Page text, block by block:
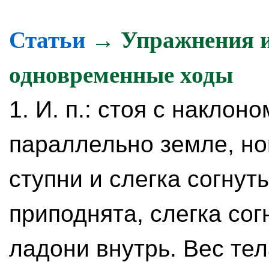
Статьи → Упражнения
одновременные ходы
1. И. п.: стоя с
параллельно земле,
ступни и слегка
приподнята, слегка
ладони внутрь. Вес